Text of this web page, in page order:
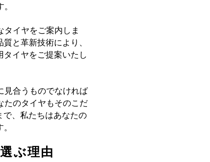
イヤをご案内しま
と革新技術により、
タイヤをご提案いたし
見合うものでなければ
たのタイヤもそのこだ
で、私たちはあなたの
ぶ理由